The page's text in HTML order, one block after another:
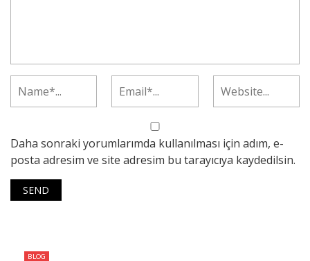
Daha sonraki yorumlarımda kullanılması için adım, e-
posta adresim ve site adresim bu tarayıcıya kaydedilsin.
BLOG